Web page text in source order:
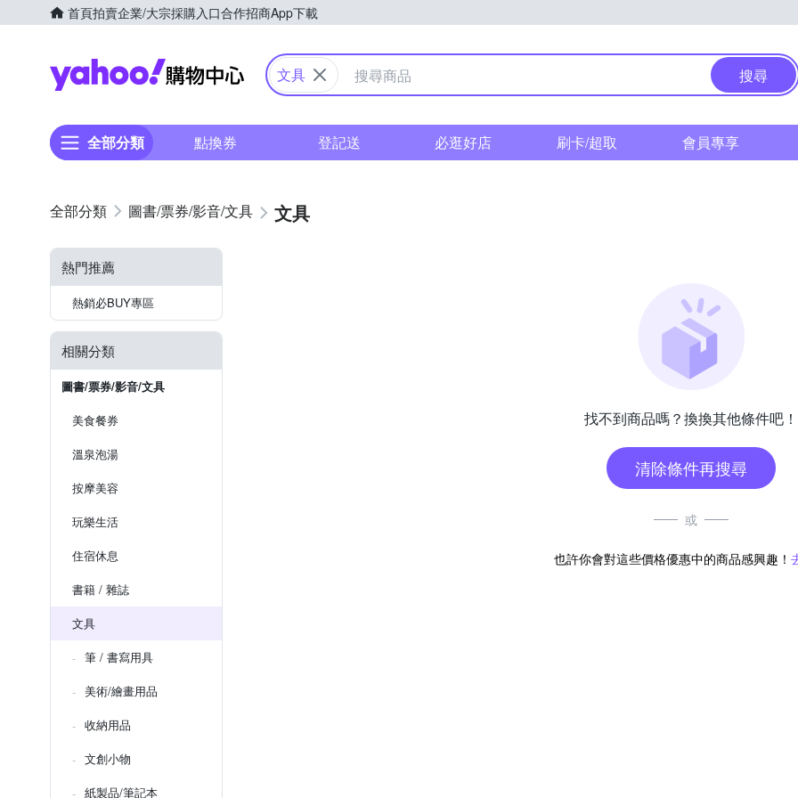
首頁拍賣企業/大宗採購入口合作招商App下載
Yahoo購物中心
文具 搜尋
全部分類 點換券 登記送 必逛好店 刷卡/超取 會員專享
圖書/票券/影音/文具 文具
熱門推薦
熱銷必BUY專區
相關分類
圖書/票券/影音/文具
美食餐券
溫泉泡湯
按摩美容
玩樂生活
住宿休息
書籍 / 雜誌
文具
筆 / 書寫用具
美術/繪畫用品
收納用品
文創小物
紙製品/筆記本
找不到商品嗎？換換其他條件吧！
清除條件再搜尋
或
也許你會對這些價格優惠中的商品感興趣！